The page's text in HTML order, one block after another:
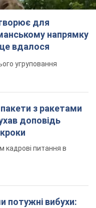
для
напрямку
вдалося
угруповання
з ракетами
доповідь
кадрові питання в
потужні вибухи: